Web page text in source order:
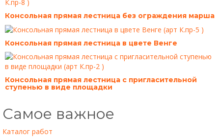
Консольная прямая лестница без ограждения марша
Консольная прямая лестница в цвете Венге
Консольная прямая лестница с пригласительной
ступенью в виде площадки
Самое важное
Каталог работ